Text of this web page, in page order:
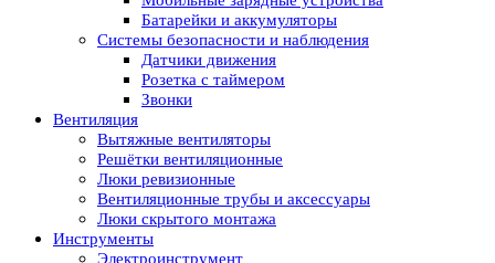
Батарейки и аккумуляторы
Системы безопасности и наблюдения
Датчики движения
Розетка с таймером
Звонки
Вентиляция
Вытяжные вентиляторы
Решётки вентиляционные
Люки ревизионные
Вентиляционные трубы и аксессуары
Люки скрытого монтажа
Инструменты
Электроинструмент